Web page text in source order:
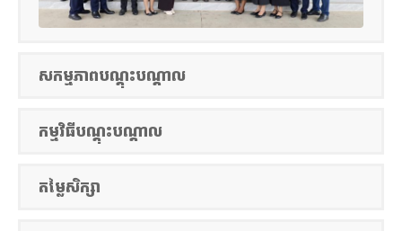
សកម្មភាពបណ្តុះបណ្តាល
កម្មវិធីបណ្តុះបណ្តាល
តម្លៃសិក្សា